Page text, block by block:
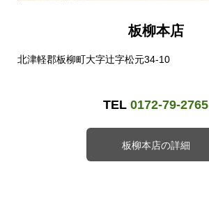
板柳本店
北津軽郡板柳町大字辻字松元34-10
TEL0172-79-2765
板柳本店の詳細